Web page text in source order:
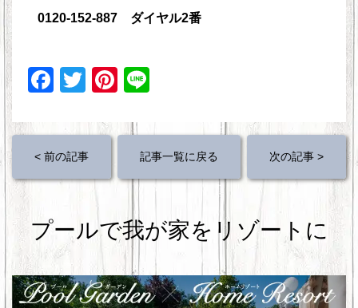
0120-152-887 ダイヤル2番
F
c
e
b
o
k
T
tt
er
Pi
er
st
e
< 前の記事 記事一覧に戻る 次の記事 >
プールで我が家をリゾートに